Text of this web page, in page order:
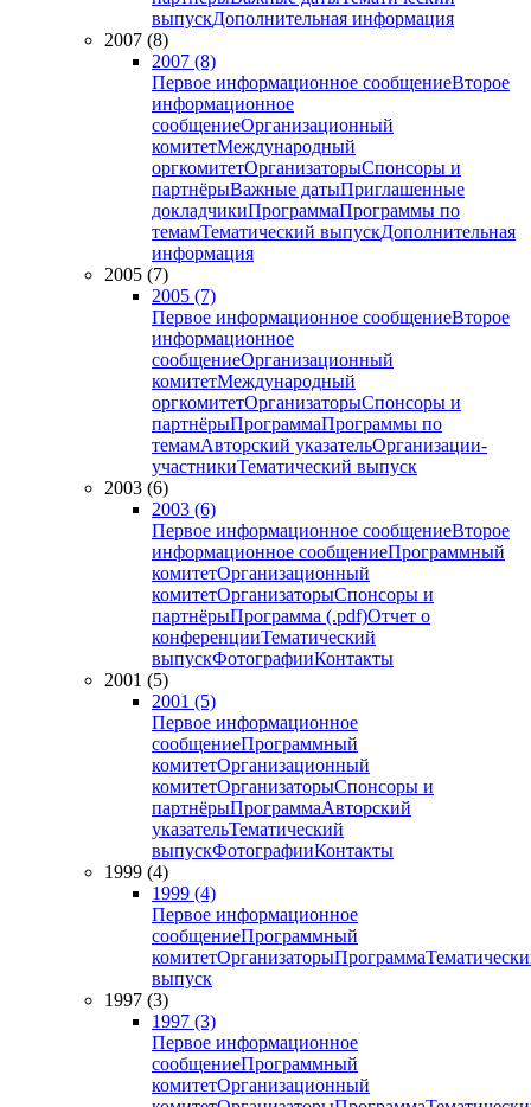
выпускДополнительная информация
2007 (8)
2007 (8)
Первое информационное сообщениеВторое
информационное
сообщениеОрганизационный
комитетМеждународный
оргкомитетОрганизаторыСпонсоры и
партнёрыВажные датыПриглашенные
докладчикиПрограммаПрограммы по
темамТематический выпускДополнительная
информация
2005 (7)
2005 (7)
Первое информационное сообщениеВторое
информационное
сообщениеОрганизационный
комитетМеждународный
оргкомитетОрганизаторыСпонсоры и
партнёрыПрограммаПрограммы по
темамАвторский указательОрганизации-
участникиТематический выпуск
2003 (6)
2003 (6)
Первое информационное сообщениеВторое
информационное сообщениеПрограммный
комитетОрганизационный
комитетОрганизаторыСпонсоры и
партнёрыПрограмма (.pdf)Отчет о
конференцииТематический
выпускФотографииКонтакты
2001 (5)
2001 (5)
Первое информационное
сообщениеПрограммный
комитетОрганизационный
комитетОрганизаторыСпонсоры и
партнёрыПрограммаАвторский
указательТематический
выпускФотографииКонтакты
1999 (4)
1999 (4)
Первое информационное
сообщениеПрограммный
комитетОрганизаторыПрограмма
выпуск
1997 (3)
1997 (3)
Первое информационное
сообщениеПрограммный
комитетОрганизационный